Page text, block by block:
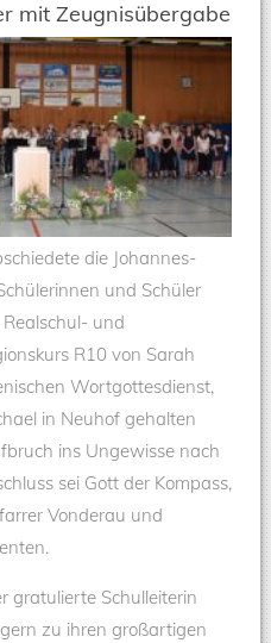
mit Zeugnisübergabe
die Johannes-
und Schüler
und
R10 von Sarah
Wortgottesdienst,
in Neuhof gehalten
ins Ungewisse nach
sei Gott der Kompass,
Vonderau und
gratulierte Schulleiterin
zu ihren großartigen